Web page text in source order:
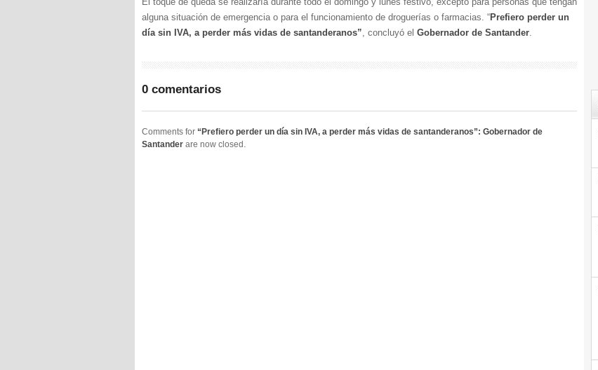
alguna situación de emergencia o para el funcionamiento de droguerías o farmacias. “Prefiero perder un
día sin IVA, a perder más vidas de santanderanos”, concluyó el Gobernador de Santander.
0 comentarios
Comments for “Prefiero perder un día sin IVA, a perder más vidas de santanderanos”: Gobernador de
Santander are now closed.